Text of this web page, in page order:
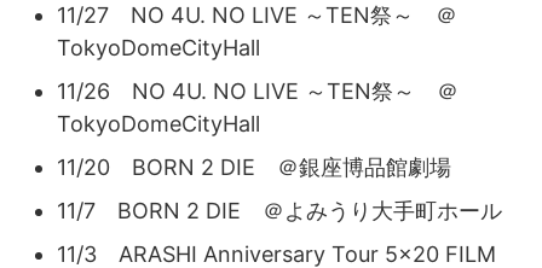
11/27 NO 4U. NO LIVE ～TEN祭～ ＠
TokyoDomeCityHall
11/26 NO 4U. NO LIVE ～TEN祭～ ＠
TokyoDomeCityHall
11/20 BORN 2 DIE ＠銀座博品館劇場
11/7 BORN 2 DIE ＠よみうり大手町ホール
11/3 ARASHI Anniversary Tour 5×20 FILM